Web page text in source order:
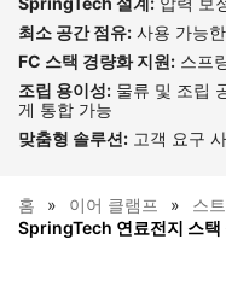
최소 공간 점유: 사용 가능
FC 스택 경량화 지원: 스프
조립 용이성: 물류 및 조립
게 통합 가능
맞춤형 솔루션: 고객 요구
홈 이어 클램프 스
SpringTech 연료전지 스택